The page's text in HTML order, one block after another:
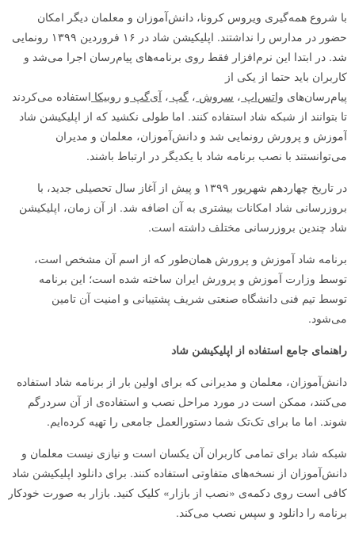
با شروع همه‌گیری ویروس کرونا، دانش‌آموزان و معلمان دیگر امکان
حضور در مدارس را نداشتند. اپلیکیشن شاد در ۱۶ فروردین ۱۳۹۹ رونمایی
شد. در ابتدا این نرم‌افزار فقط روی برنامه‌های پیام‌رسان اجرا می‌شد و
کاربران باید حتما از یکی از
پیام‌رسان‌های واتس‌اپ ، سروش ، گپ ،آی‌گپ و روبیکا استفاده می‌کردند
تا بتوانند از شبکه شاد استفاده کنند. اما طولی نکشید که از اپلیکیشن شاد
آموزش و پرورش رونمایی شد و دانش‌آموزان، معلمان و مدیران
می‌توانستند با نصب برنامه شاد با یکدیگر در ارتباط باشند.
در تاریخ چهاردهم شهریور ۱۳۹۹ و پیش از آغاز سال تحصیلی جدید، با
بروزرسانی شاد امکانات بیشتری به آن اضافه شد. از آن زمان، اپلیکیشن
شاد چندین بروزرسانی مختلف داشته است.
برنامه شاد آموزش و پرورش همان‌طور که از اسم آن مشخص است،
توسط وزارت آموزش و پرورش ایران ساخته شده است؛ این برنامه
توسط تیم فنی دانشگاه صنعتی شریف پشتیبانی و امنیت آن تامین
می‌شود.
راهنمای جامع استفاده از اپلیکیشن شاد
دانش‌آموزان، معلمان و مدیرانی که برای اولین بار از برنامه شاد استفاده
می‌کنند، ممکن است در مورد مراحل نصب و استفاده‌ی از آن سردرگم
شوند. اما ما برای تک‌تک شما دستورالعمل جامعی را تهیه کرده‌ایم.
شبکه شاد برای تمامی کاربران آن یکسان است و نیازی نیست معلمان و
دانش‌آموزان از نسخه‌های متفاوتی استفاده کنند. برای دانلود اپلیکیشن شاد
کافی است روی دکمه‌ی «نصب از بازار» کلیک کنید. بازار به‌ صورت خودکار
برنامه را دانلود و سپس نصب می‌کند.